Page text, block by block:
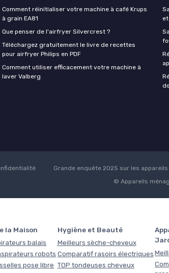
Comment réinitialiser votre machine à café Krups
à grain EA81
Que penser de l'airfryer Silvercrest ?
Téléchargez gratuitement le livre de recettes
pour airfryer Philips en PDF
Comment utiliser efficacement votre machine à
laver Valberg
Grande enquête 2025 sur les
© Appareils
la Maison
balais
robots
pose libre
Hygiène et Beauté
Meilleurs sèche-cheveux
Comparatif rasoirs électriques
TOP tondeuses cheveux